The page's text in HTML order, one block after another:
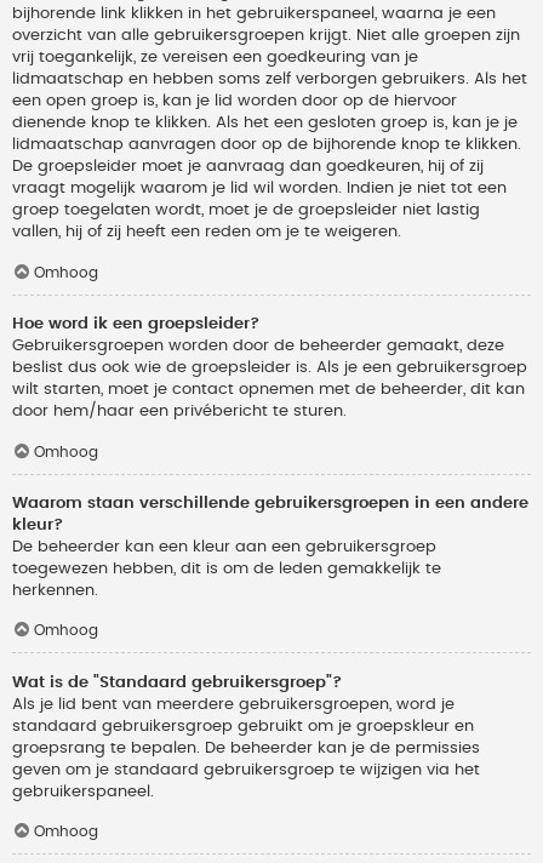
bijhorende link klikken in het gebruikerspaneel, waarna je een
overzicht van alle gebruikersgroepen krijgt. Niet alle groepen zijn
vrij toegankelijk, ze vereisen een goedkeuring van je
lidmaatschap en hebben soms zelf verborgen gebruikers. Als het
een open groep is, kan je lid worden door op de hiervoor
dienende knop te klikken. Als het een gesloten groep is, kan je je
lidmaatschap aanvragen door op de bijhorende knop te klikken.
De groepsleider moet je aanvraag dan goedkeuren, hij of zij
vraagt mogelijk waarom je lid wil worden. Indien je niet tot een
groep toegelaten wordt, moet je de groepsleider niet lastig
vallen, hij of zij heeft een reden om je te weigeren.
Omhoog
Hoe word ik een groepsleider?
Gebruikersgroepen worden door de beheerder gemaakt, deze
beslist dus ook wie de groepsleider is. Als je een gebruikersgroep
wilt starten, moet je contact opnemen met de beheerder, dit kan
door hem/haar een privébericht te sturen.
Omhoog
Waarom staan verschillende gebruikersgroepen in een andere
kleur?
De beheerder kan een kleur aan een gebruikersgroep
toegewezen hebben, dit is om de leden gemakkelijk te
herkennen.
Omhoog
Wat is de "Standaard gebruikersgroep"?
Als je lid bent van meerdere gebruikersgroepen, word je
standaard gebruikersgroep gebruikt om je groepskleur en
groepsrang te bepalen. De beheerder kan je de permissies
geven om je standaard gebruikersgroep te wijzigen via het
gebruikerspaneel.
Omhoog